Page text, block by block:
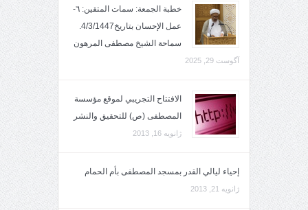
خطبة الجمعة: سمات المتقين: ٦-
عمل الإحسان بتاريخ4/3/1447.
سماحة الشيخ مصطفى المرهون
آگوست 29, 2025
الافتتاح التجريبي لموقع مؤسسة
المصطفى (ص) للتحقيق والنشر
ژانویه 16, 2013
إحياء ليالي القدر بمسجد المصطفى بأم الحمام
ژانویه 21, 2013